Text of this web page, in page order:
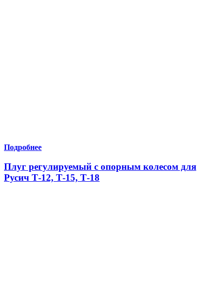
Подробнее
Плуг регулируемый с опорным колесом для
Русич Т-12, Т-15, Т-18